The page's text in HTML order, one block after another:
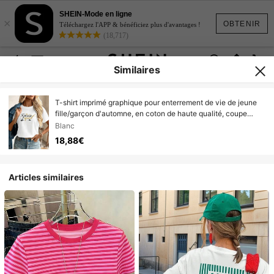
OBTENIR
×
SHEIN-Mode en ligne
Téléchargez l'APP & bénéficiez plus d'avantages !
(18,717)
Similaires
T-shirt imprimé graphique pour enterrement de vie de jeune
fille/garçon d'automne, en coton de haute qualité, coupe
confortable, respirant, style décontracté.
Blanc
18,88€
Articles similaires